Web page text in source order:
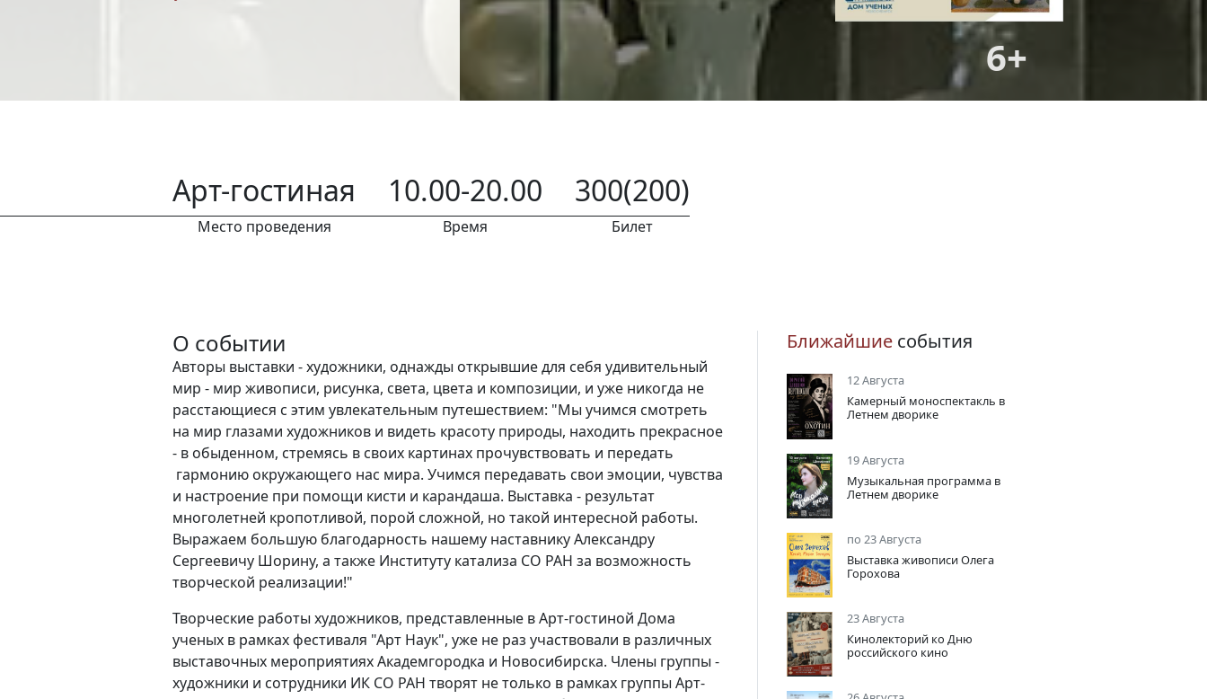
6+
Арт-гостиная
Место проведения
10.00-20.00
Время
300(200)
Билет
О событии
Авторы выставки - художники, однажды открывшие для себя удивительный
мир - мир живописи, рисунка, света, цвета и композиции, и уже никогда не
расстающиеся с этим увлекательным путешествием: "Мы учимся смотреть
на мир глазами художников и видеть красоту природы, находить прекрасное
- в обыденном, стремясь в своих картинах прочувствовать и передать
гармонию окружающего нас мира. Учимся передавать свои эмоции, чувства
и настроение при помощи кисти и карандаша. Выставка - результат
многолетней кропотливой, порой сложной, но такой интересной работы.
Выражаем большую благодарность нашему наставнику Александру
Сергеевичу Шорину, а также Институту катализа СО РАН за возможность
творческой реализации!"
Творческие работы художников, представленные в Арт-гостиной Дома
ученых в рамках фестиваля "Арт Наук", уже не раз участвовали в различных
выставочных мероприятиях Академгородка и Новосибирска. Члены группы -
художники и сотрудники ИК СО РАН творят не только в рамках группы Арт-
Ближайшие события
12 Августа
Камерный моноспектакль в
Летнем дворике
19 Августа
Музыкальная программа в
Летнем дворике
по 23 Августа
Выставка живописи Олега
Горохова
23 Августа
Кинолекторий ко Дню
российского кино